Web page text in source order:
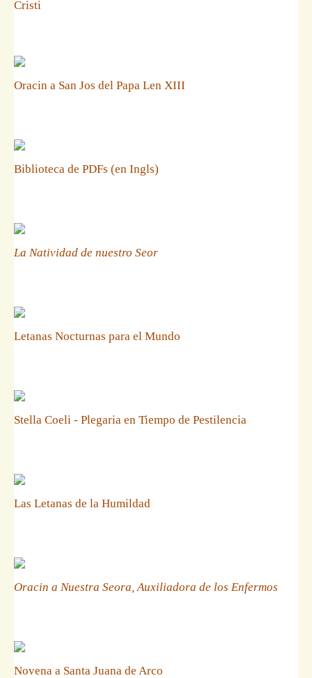
Cristi
Oracin a San Jos del Papa Len XIII
Biblioteca de PDFs (en Ingls)
La Natividad de nuestro Seor
Letanas Nocturnas para el Mundo
Stella Coeli - Plegaria en Tiempo de Pestilencia
Las Letanas de la Humildad
Oracin a Nuestra Seora, Auxiliadora de los Enfermos
Novena a Santa Juana de Arco